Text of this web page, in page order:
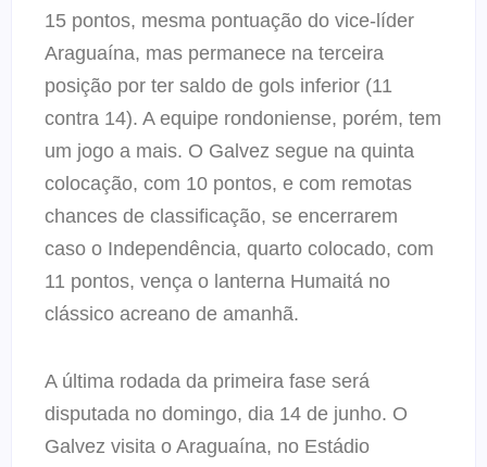
15 pontos, mesma pontuação do vice-líder
Araguaína, mas permanece na terceira
posição por ter saldo de gols inferior (11
contra 14). A equipe rondoniense, porém, tem
um jogo a mais. O Galvez segue na quinta
colocação, com 10 pontos, e com remotas
chances de classificação, se encerrarem
caso o Independência, quarto colocado, com
11 pontos, vença o lanterna Humaitá no
clássico acreano de amanhã.
A última rodada da primeira fase será
disputada no domingo, dia 14 de junho. O
Galvez visita o Araguaína, no Estádio